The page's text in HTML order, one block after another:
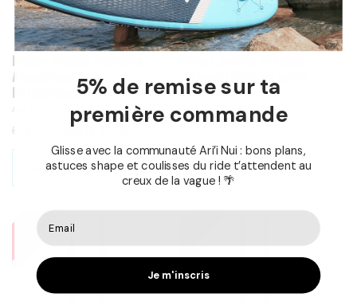
Pagaie Paddle Réglable
Aluminium &
Polycarbonate
Fournisseur:
Prix
régulier
89,99 € Promotion
Depuis 71,99 €
Choisissez les options
carbone/fibre de verre
Fournisseur:
ARII NUI
Prix
régulier
259,98 € Promotion
207,98 €
Ajouter au panier
20%
5% de remise sur ta
première commande
Glisse avec la communauté Ari’i Nui : bons plans,
astuces shape et coulisses du ride t’attendent au
creux de la vague ! 🌴
Je m'inscris